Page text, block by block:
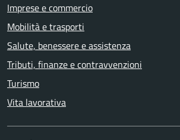
Imprese e commercio
Mobilità e trasporti
Salute, benessere e assistenza
Tributi, finanze e contravvenzioni
Turismo
Vita lavorativa